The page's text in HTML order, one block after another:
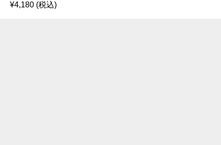
¥4,180 (税込)